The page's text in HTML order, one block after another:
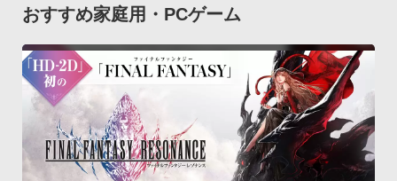
ラームが無効になりますので、再度有効にする必要がありま
おすすめ家庭用・PCゲーム